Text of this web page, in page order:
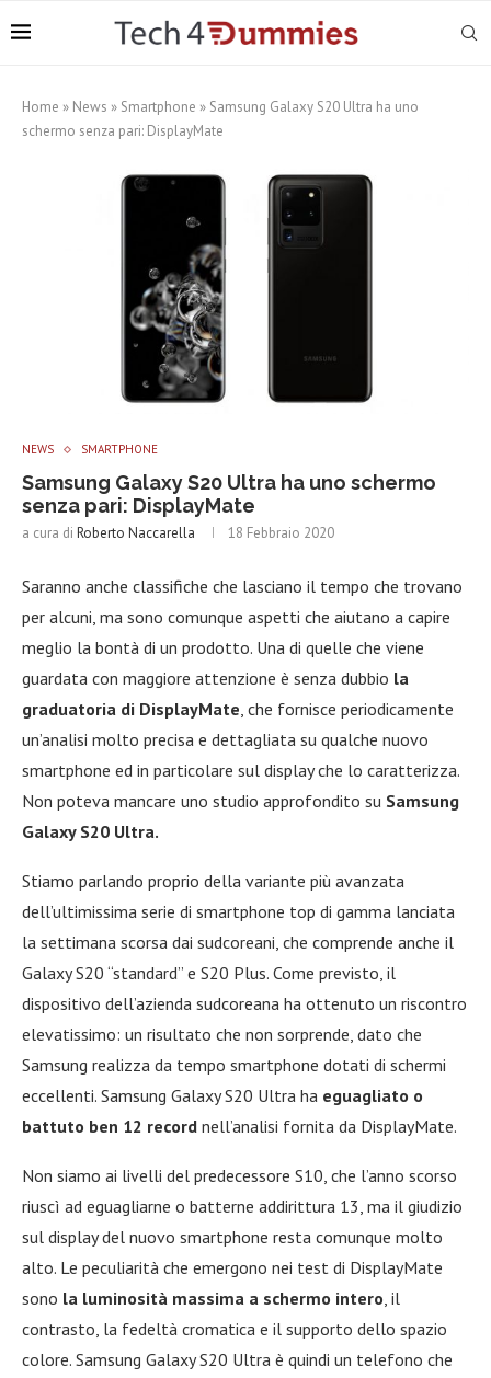
Home » News » Smartphone » Samsung Galaxy S20 Ultra ha uno
schermo senza pari: DisplayMate
NEWS SMARTPHONE
Samsung Galaxy S20 Ultra ha uno schermo
senza pari: DisplayMate
a cura di Roberto Naccarella 18 Febbraio 2020
Saranno anche classifiche che lasciano il tempo che trovano
per alcuni, ma sono comunque aspetti che aiutano a capire
meglio la bontà di un prodotto. Una di quelle che viene
guardata con maggiore attenzione è senza dubbio la
graduatoria di DisplayMate, che fornisce periodicamente
un’analisi molto precisa e dettagliata su qualche nuovo
smartphone ed in particolare sul display che lo caratterizza.
Non poteva mancare uno studio approfondito su Samsung
Galaxy S20 Ultra.
Stiamo parlando proprio della variante più avanzata
dell’ultimissima serie di smartphone top di gamma lanciata
la settimana scorsa dai sudcoreani, che comprende anche il
Galaxy S20 “standard” e S20 Plus. Come previsto, il
dispositivo dell’azienda sudcoreana ha ottenuto un riscontro
elevatissimo: un risultato che non sorprende, dato che
Samsung realizza da tempo smartphone dotati di schermi
eccellenti. Samsung Galaxy S20 Ultra ha eguagliato o
battuto ben 12 record nell’analisi fornita da DisplayMate.
Non siamo ai livelli del predecessore S10, che l’anno scorso
riuscì ad eguagliarne o batterne addirittura 13, ma il giudizio
sul display del nuovo smartphone resta comunque molto
alto. Le peculiarità che emergono nei test di DisplayMate
sono la luminosità massima a schermo intero, il
contrasto, la fedeltà cromatica e il supporto dello spazio
colore. Samsung Galaxy S20 Ultra è quindi un telefono che